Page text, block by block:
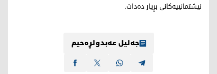
نیشتمانییەکانی بڕیار دەدات.
جەلیل عەبدولڕەحیم